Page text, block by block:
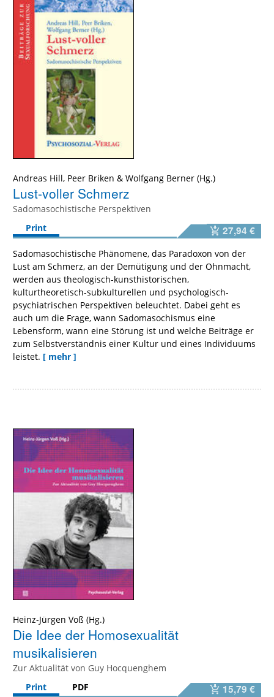
Andreas Hill, Peer Briken & Wolfgang Berner
Lust-voller Schmerz
Sadomasochistische Perspektiven
Print
27,94 €
Sadomasochistische Phänomene, das Paradoxon von der
Lust am Schmerz, an der Demütigung und der Ohnmacht,
werden aus theologisch-kunsthistorischen,
kulturtheoretisch-subkulturellen und psychologisch-
psychiatrischen Perspektiven beleuchtet. Dabei geht es
auch um die Frage, wann Sadomasochismus eine
Lebensform, wann eine Störung ist und welche Beiträge er
zum Selbstverständnis einer Kultur und eines Individuums
leistet. [ mehr ]
Heinz-Jürgen Voß
Die Idee der Homosexualität
musikalisieren
Zur Aktualität von Guy Hocquenghem
Print
PDF 15,79 €